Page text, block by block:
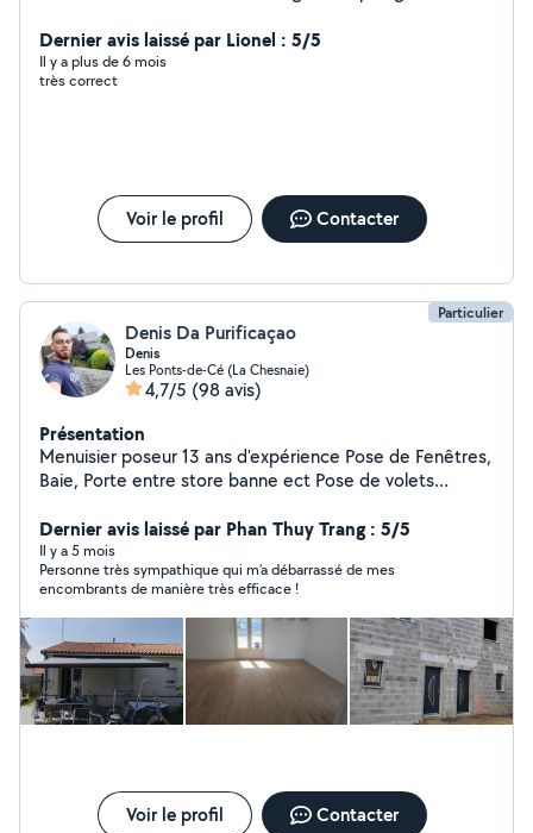
scooter des petits boulots cordialement merci de vos
réponses
Dernier avis laissé par Lionel : 5/5
Il y a plus de 6 mois
très correct
Voir le profil Contacter
Particulier
Denis Da Purificaçao
Denis
Les Ponts-de-Cé (La Chesnaie)
4,7/5 (98 avis)
Présentation
Menuisier poseur 13 ans d'expérience Pose de Fenêtres,
Baie, Porte entre store banne ect Pose de volets
Pose de parquet stratifié/pvc Remplacement de vitrage
. plaque de véranda Je touche a beaucoup de chose
Rendre le client satisfait de mon travail et mettre mes
compétences en action pour trouve la meilleure
solution Je travail comme si c'était pour moi
Dernier avis laissé par Phan Thuy Trang : 5/5
Il y a 5 mois
Personne très sympathique qui m’a débarrassé de mes
encombrants de manière très efficace !
Voir le profil Contacter